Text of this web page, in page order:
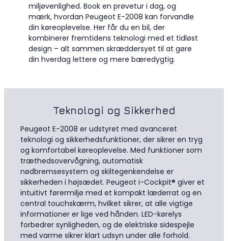
miljøvenlighed. Book en prøvetur i dag, og
mærk, hvordan Peugeot E-2008 kan forvandle
din køreoplevelse. Her får du en bil, der
kombinerer fremtidens teknologi med et tidløst
design – alt sammen skræddersyet til at gøre
din hverdag lettere og mere bæredygtig.
Teknologi og Sikkerhed
Peugeot E-2008 er udstyret med avanceret
teknologi og sikkerhedsfunktioner, der sikrer en tryg
og komfortabel køreoplevelse. Med funktioner som
træthedsovervågning, automatisk
nødbremsesystem og skiltegenkendelse er
sikkerheden i højsædet. Peugeot i-Cockpit® giver et
intuitivt førermiljø med et kompakt læderrat og en
central touchskærm, hvilket sikrer, at alle vigtige
informationer er lige ved hånden. LED-kørelys
forbedrer synligheden, og de elektriske sidespejle
med varme sikrer klart udsyn under alle forhold.